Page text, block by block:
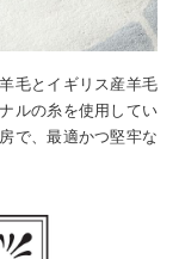
毛とイギリス産羊毛
ルの糸を使用してい
で、最適かつ堅牢な